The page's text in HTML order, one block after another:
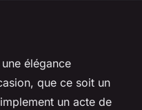
occasions
élégance
que ce soit un
un acte de